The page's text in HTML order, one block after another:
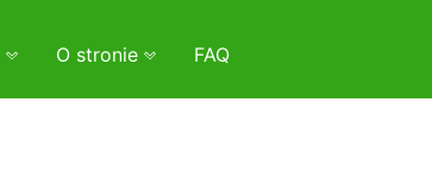
O stronie FAQ